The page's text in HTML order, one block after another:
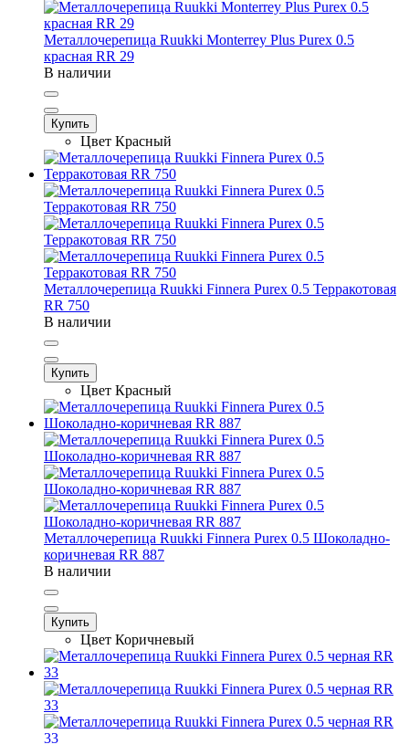
Металлочерепица Ruukki Monterrey Plus Purex 0.5
красная RR 29
В наличии
Купить
Цвет Красный
Металлочерепица Ruukki Finnera Purex 0.5 Терракотовая
RR 750
В наличии
Купить
Цвет Красный
Металлочерепица Ruukki Finnera Purex 0.5 Шоколадно-
коричневая RR 887
В наличии
Купить
Цвет Коричневый